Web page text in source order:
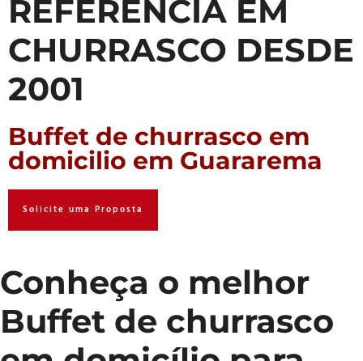
REFERENCIA EM
CHURRASCO DESDE
2001
Buffet de churrasco em
domicilio em Guararema
Solicite uma Proposta
Conheça o melhor
Buffet de churrasco